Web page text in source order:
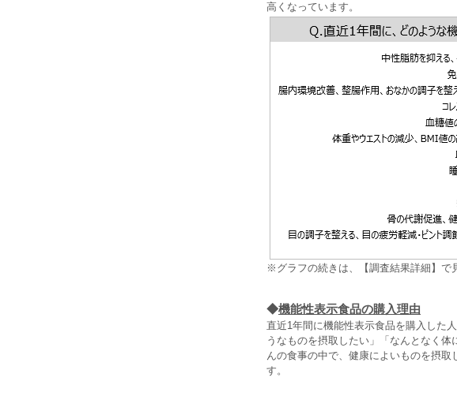
高くなっています。
※グラフの続きは、【調査結果詳細】で
◆機能性表示食品の購入理由
直近1年間に機能性表示食品を購入した
うなものを摂取したい」「なんとなく
んの食事の中で、健康によいものを摂
す。